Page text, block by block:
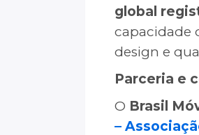
global
capacidade
design e
Parceria e
O Brasil
–